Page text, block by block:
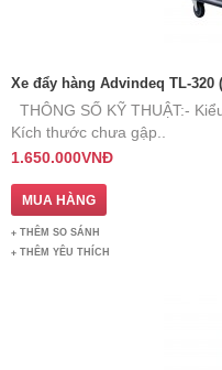
Xe đẩy hàng Advindeq TL-320
THÔNG SỐ KỸ THUẬT: ​ -
Kích thước chưa gập..
1.650.000VNĐ
THÊM SO SÁNH
THÊM YÊU THÍCH